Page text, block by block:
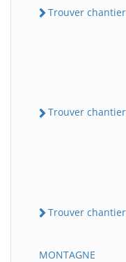
Trouver
Trouver
Trouver chantier
MONTAGNE